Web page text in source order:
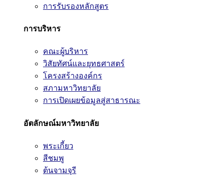
การรับรองหลักสูตร
การบริหาร
คณะผู้บริหาร
วิสัยทัศน์และยุทธศาสตร์
โครงสร้างองค์กร
สภามหาวิทยาลัย
การเปิดเผยข้อมูลสู่สาธารณะ
อัตลักษณ์มหาวิทยาลัย
พระเกี้ยว
สีชมพู
ต้นจามจุรี